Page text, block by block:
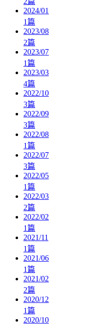
2024/01
1篇
2023/08
2篇
2023/07
1篇
2023/03
4篇
2022/10
3篇
2022/09
3篇
2022/08
1篇
2022/07
3篇
2022/05
1篇
2022/03
2篇
2022/02
1篇
2021/11
1篇
2021/06
1篇
2021/02
2篇
2020/12
1篇
2020/10